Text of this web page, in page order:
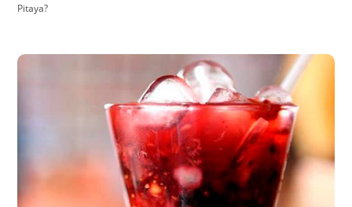
Pitaya?